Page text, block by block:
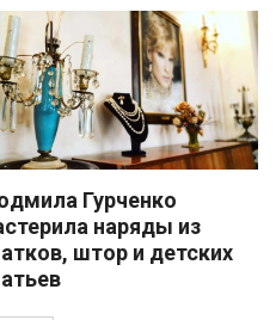
Гурченко
наряды из
штор и детских